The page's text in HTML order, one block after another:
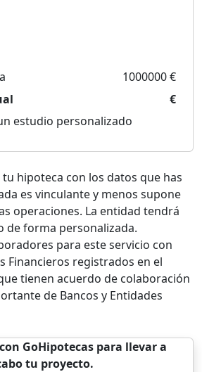
1000000 €
€
estudio personalizado
hipoteca con los datos que has
es vinculante y menos supone
operaciones. La entidad tendrá
de forma personalizada.
para este servicio con
Financieros registrados en el
tienen acuerdo de colaboración
de Bancos y Entidades
GoHipotecas para llevar a
tu proyecto.